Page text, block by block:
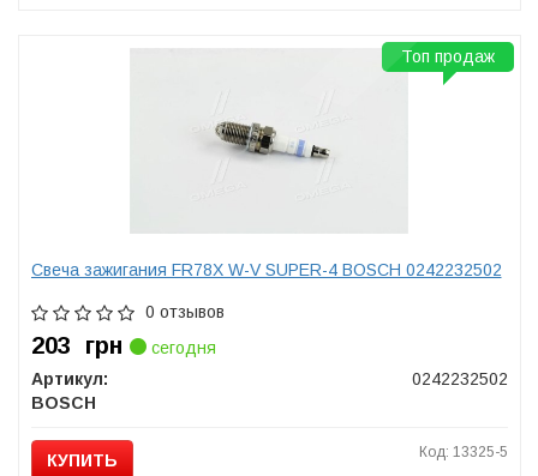
Свеча зажигания FR78X W-V SUPER-4 BOSCH 0242232502
0 отзывов
203 грн
сегодня
Артикул:
0242232502
BOSCH
КУПИТЬ Код: 13325-5
Топ продаж